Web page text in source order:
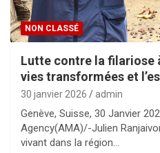
NON CLASSÉ
Lutte contre la filariose
vies transformées et
30 janvier 2026 admin
Genève, Suisse, 30 Janvier
Agency(AMA)/-Julien
vivant dans la région…